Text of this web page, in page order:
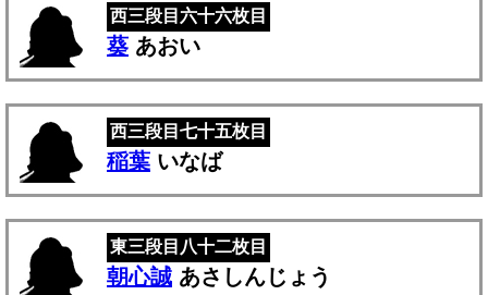
西三段目六十六枚目
葵 あおい
西三段目七十五枚目
稲葉 いなば
東三段目八十二枚目
朝心誠 あさしんじょう